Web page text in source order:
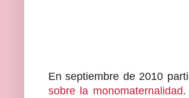
En septiembre de 2010
sobre la monomaternalidad.